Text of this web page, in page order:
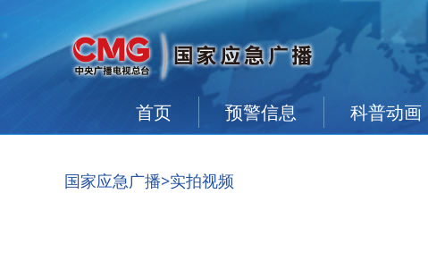
首页 预警信息 科普动画
国家应急广播>实拍视频